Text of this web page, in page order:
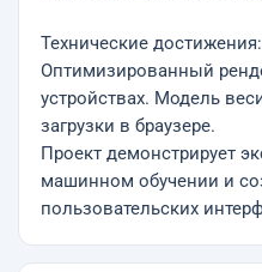
Технические достижения:
Оптимизированный
устройствах. Модель
загрузки в браузере.
Проект демонстрирует
машинном обучении и
пользовательских